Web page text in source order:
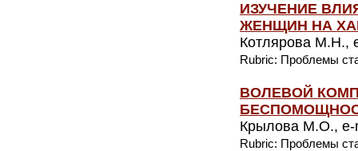
ИЗУЧЕНИЕ
ЖЕНЩИН НА
Котлярова М.Н.,
Rubric: Проблемы
ВОЛЕВОЙ
Крылова М.О., e-
Rubric: Проблемы